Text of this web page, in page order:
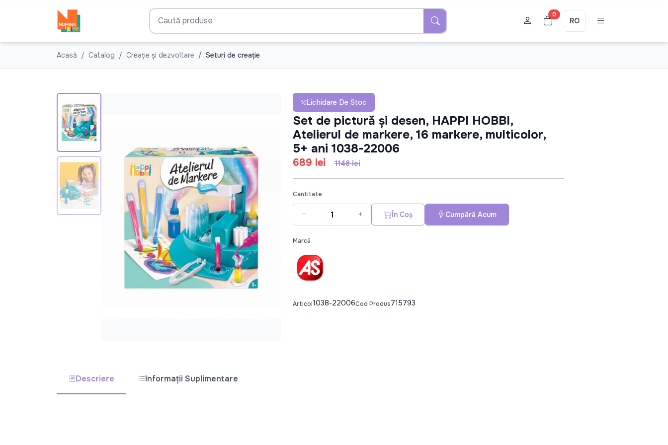
0
RO
Acasă Catalog Creație și dezvoltare Seturi de creație
Lichidare De Stoc
Set de pictură și desen, HAPPI HOBBI,
Atelierul de markere, 16 markere, multicolor,
5+ ani 1038-22006
689 lei 1148 lei
Cantitate
În Coș Cumpără Acum
Marcă
Articol1038-22006Cod Produs715793
Descriere Informații Suplimentare